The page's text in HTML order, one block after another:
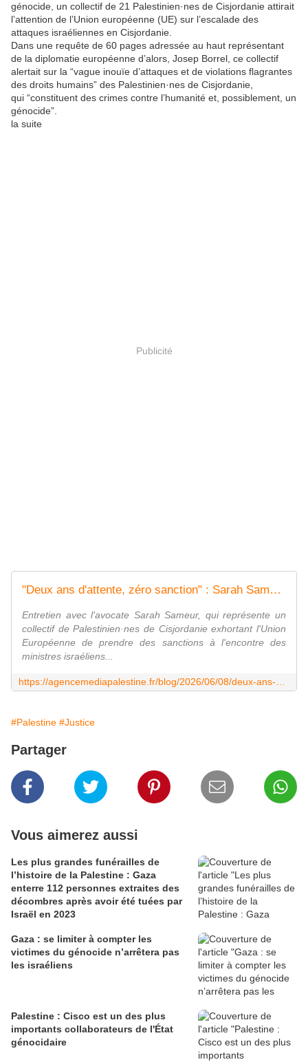
génocide, un collectif de 21 Palestinien·nes de Cisjordanie attirait
l’attention de l’Union européenne (UE) sur l’escalade des
attaques israéliennes en Cisjordanie.
Dans une requête de 60 pages adressée au haut représentant
de la diplomatie européenne d’alors, Josep Borrel, ce collectif
alertait sur la “vague inouïe d’attaques et de violations flagrantes
des droits humains” des Palestinien·nes de Cisjordanie,
qui “constituent des crimes contre l’humanité et, possiblement, un
génocide”.
la suite
Publicité
"Deux ans d'attente, zéro sanction" : Sarah Sameur dénonce l'inaction européenne - Agence Media Palestine
Entretien avec l'avocate Sarah Sameur, qui représente un
collectif de Palestinien·nes de Cisjordanie exhortant l'Union
Européenne de prendre des sanctions à l'encontre des
ministres israéliens...
#Palestine #Justice
Partager
Vous aimerez aussi
Les plus grandes funérailles de
l’histoire de la Palestine : Gaza
enterre 112 personnes extraites des
décombres après avoir été tuées par
Israël en 2023
Gaza : se limiter à compter les
victimes du génocide n’arrêtera pas
les israéliens
Palestine : Cisco est un des plus
importants collaborateurs de l'État
génocidaire